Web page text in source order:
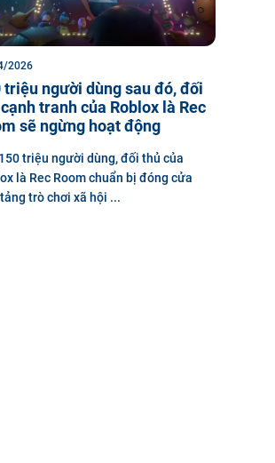
2026
triệu người dùng sau đó, đối
tranh của Roblox là Rec
sẽ ngừng hoạt động
triệu người dùng, đối thủ của
là Rec Room chuẩn bị đóng cửa
trò chơi xã hội ...